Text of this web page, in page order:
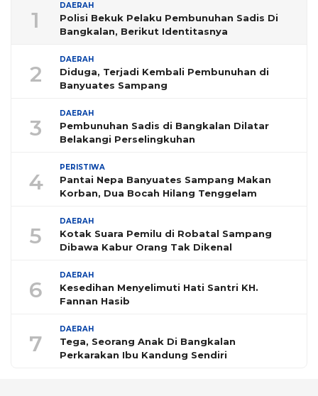
1
DAERAH
Polisi Bekuk Pelaku Pembunuhan Sadis Di
Bangkalan, Berikut Identitasnya
2
DAERAH
Diduga, Terjadi Kembali Pembunuhan di
Banyuates Sampang
3
DAERAH
Pembunuhan Sadis di Bangkalan Dilatar
Belakangi Perselingkuhan
4
PERISTIWA
Pantai Nepa Banyuates Sampang Makan
Korban, Dua Bocah Hilang Tenggelam
5
DAERAH
Kotak Suara Pemilu di Robatal Sampang
Dibawa Kabur Orang Tak Dikenal
6
DAERAH
Kesedihan Menyelimuti Hati Santri KH.
Fannan Hasib
7
DAERAH
Tega, Seorang Anak Di Bangkalan
Perkarakan Ibu Kandung Sendiri